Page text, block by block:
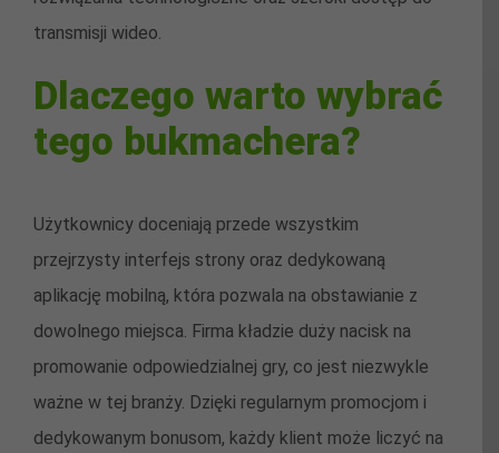
transmisji wideo.
Dlaczego warto wybrać
tego bukmachera?
Użytkownicy doceniają przede wszystkim
przejrzysty interfejs strony oraz dedykowaną
aplikację mobilną, która pozwala na obstawianie z
dowolnego miejsca. Firma kładzie duży nacisk na
promowanie odpowiedzialnej gry, co jest niezwykle
ważne w tej branży. Dzięki regularnym promocjom i
dedykowanym bonusom, każdy klient może liczyć na